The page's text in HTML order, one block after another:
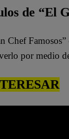
de “El
Chef
por medio